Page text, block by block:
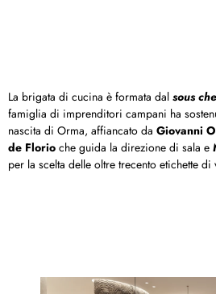
La brigata di cucina è formata dal sous
famiglia di imprenditori campani ha
nascita di Orma, affiancato da Giovanni
de Florio che guida la direzione di sala e
per la scelta delle oltre trecento etichette di